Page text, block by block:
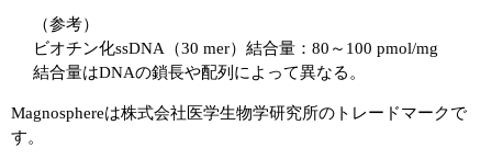
（参考）
ビオチン化ssDNA（30 mer）結合量：80～100 pmol/mg
結合量はDNAの鎖長や配列によって異なる。
Magnosphereは株式会社医学生物学研究所のトレードマークで
す。